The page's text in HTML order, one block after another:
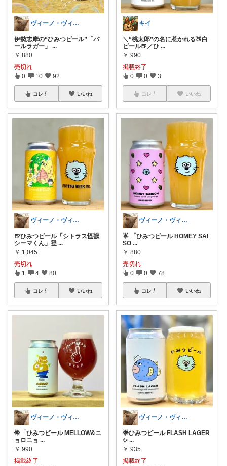
ヴィーノ・ヴィアーレ🍻🍷
伊勢志摩の“ひみつビール”「パ
ールラガー」
...
￥ 880
売切れ
0 10 92
コレ いいね
ヴィーノ・ヴィアーレ🍻🍷
🍺ひみつビール「シトラス怪獣
シーマくん」登 ...
￥ 1,045
売切れ
1 4 80
コレ いいね
ヴィーノ・ヴィアーレ🍻🍷
🌟「ひみつビール MELLOW&ニ
ョロニョ ...
￥ 990
掲載終了
キイ
＼“桃太郎”の名に惹かれる🍑白
ビール🍺／ひ ...
￥ 990
掲載終了
0 0 3
コレ いいね
ヴィーノ・ヴィアーレ🍻🍷
🌟 「ひみつビール HOMEY SAI
SO ...
￥ 880
売切れ
0 0 78
コレ いいね
ヴィーノ・ヴィアーレ🍻🍷
🌟ひみつビール FLASH LAGER
✨ ...
￥ 935
掲載終了